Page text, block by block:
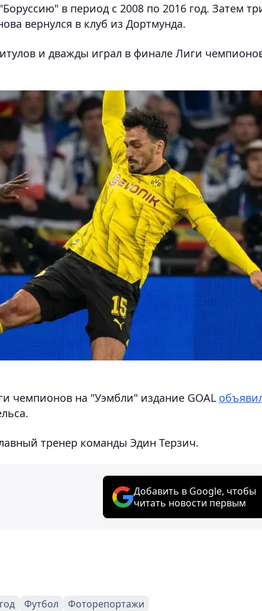
в период с 2008 по 2016 год. Затем
вернулся в клуб из Дортмунда.
и дважды играл в финале Лиги
чемпионов на "Уэмбли" издание GOAL
тренер команды Эдин Терзич.
Добавить в Google, чтобы
читать новости первым
Футбол Фоторепортажи